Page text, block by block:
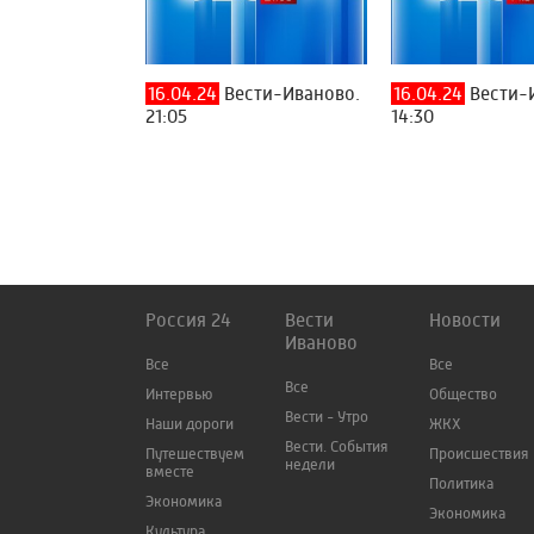
16.04.24 Вести-Иваново.
21:05
16.04.24 Вести-
14:30
Россия 24
Все
Интервью
Наши дороги
Путешествуем
вместе
Экономика
Вести
Иваново
Все
Вести - Утро
Вести. События
недели
Новости
Все
Общество
ЖКХ
Происшествия
Политика
Экономика